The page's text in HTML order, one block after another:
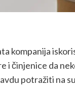
kompanija
i činjenice da
potražiti na